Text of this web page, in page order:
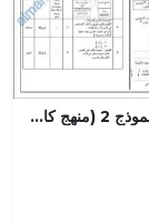
اختبار قصير نموذج 2 (منهج كامبردج) مع الإجابة -نشاط (7-7) (علوم) السابع